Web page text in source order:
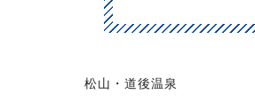
松山・道後温泉